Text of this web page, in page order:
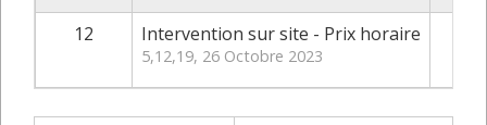
12
Intervention sur site - Prix horaire
5,12,19, 26 Octobre 2023